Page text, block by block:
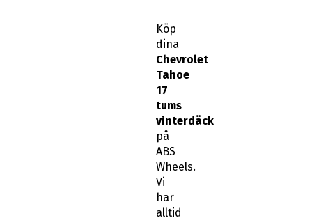
Köp
dina
Chevrolet
Tahoe
17
tums
vinterdäck
på
ABS
Wheels.
Vi
har
alltid